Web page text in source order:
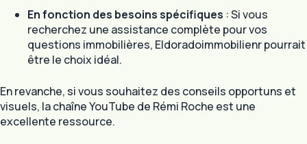
En fonction des besoins spécifiques : Si vous
recherchez une assistance complète pour vos
questions immobilières, Eldoradoimmobilienr pourrait
être le choix idéal.
En revanche, si vous souhaitez des conseils opportuns et
visuels, la chaîne YouTube de Rémi Roche est une
excellente ressource.